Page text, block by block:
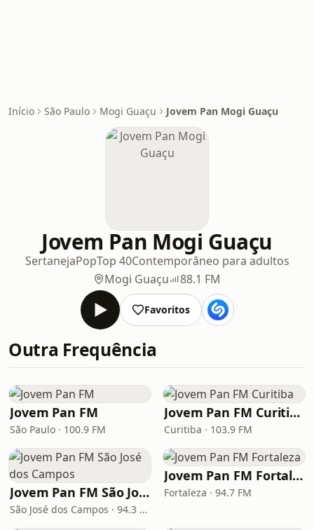
Início São Paulo Mogi Guaçu Jovem Pan Mogi Guaçu
Jovem Pan Mogi Guaçu
SertanejaPopTop 40Contemporâneo para adultos
Mogi Guaçu
88.1 FM
Favoritos
Outra Frequência
Jovem Pan FM
São Paulo · 100.9 FM
Jovem Pan FM Curitiba
Curitiba · 103.9 FM
Jovem Pan FM São José dos Campos
São José dos Campos · 94.3 FM
Jovem Pan FM Fortaleza
Fortaleza · 94.7 FM